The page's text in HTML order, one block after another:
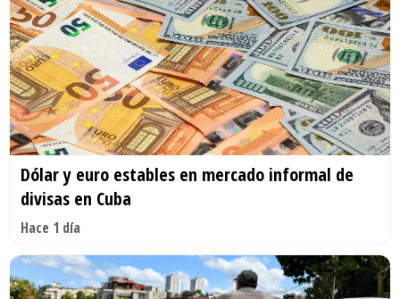
Dólar y euro estables en mercado informal de
divisas en Cuba
Hace 1 día